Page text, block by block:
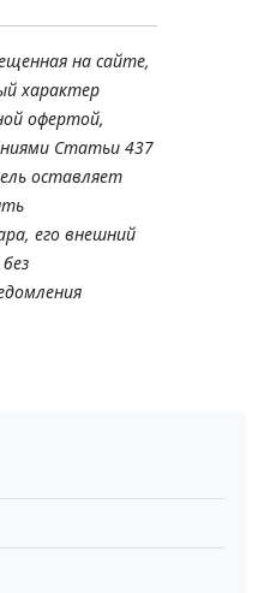
на сайте,
характер
офертой,
Статьи 437
оставляет
его внешний